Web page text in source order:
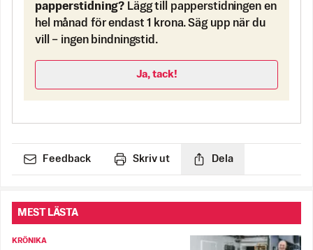
papperstidning? Lägg till papperstidningen en
hel månad för endast 1 krona. Säg upp när du
vill – ingen bindningstid.
Ja, tack!
Feedback Skriv ut Dela
MEST LÄSTA
KRÖNIKA